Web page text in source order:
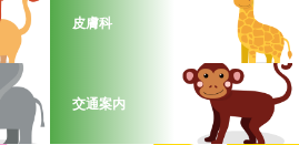
皮膚科
交通案内